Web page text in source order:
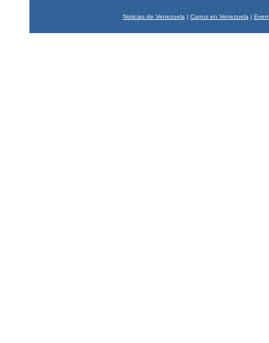
Noticias de Venezuela | Carros en Venezuela |